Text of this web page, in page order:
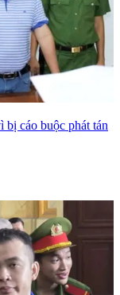
cáo buộc phát tán